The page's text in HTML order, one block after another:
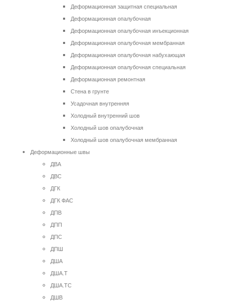
Деформационная защитная специальная
Деформационная опалубочная
Деформационная опалубочная инъекционная
Деформационная опалубочная мембранная
Деформационная опалубочная набухающая
Деформационная опалубочная специальная
Деформационная ремонтная
Стена в грунте
Усадочная внутренняя
Холодный внутренний шов
Холодный шов опалубочная
Холодный шов опалубочная мембранная
Деформационные швы
ДВА
ДВС
ДГК
ДГК ФАС
ДПВ
ДПП
ДПС
ДПШ
ДША
ДША.Т
ДША.ТС
ДШВ